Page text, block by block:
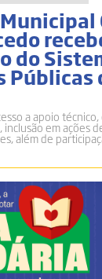
do
Públicas
a apoio
inclusão em ações
além de